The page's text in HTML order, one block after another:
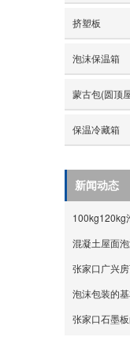
挤塑板
泡沫保温箱
- 海鲜箱
- 仪器箱
- 外卖箱
- 水果箱
蒙古包(圆顶
保温冷藏箱
新闻动态
混凝土屋面
张家口广兴
泡沫包装的
张家口石墨